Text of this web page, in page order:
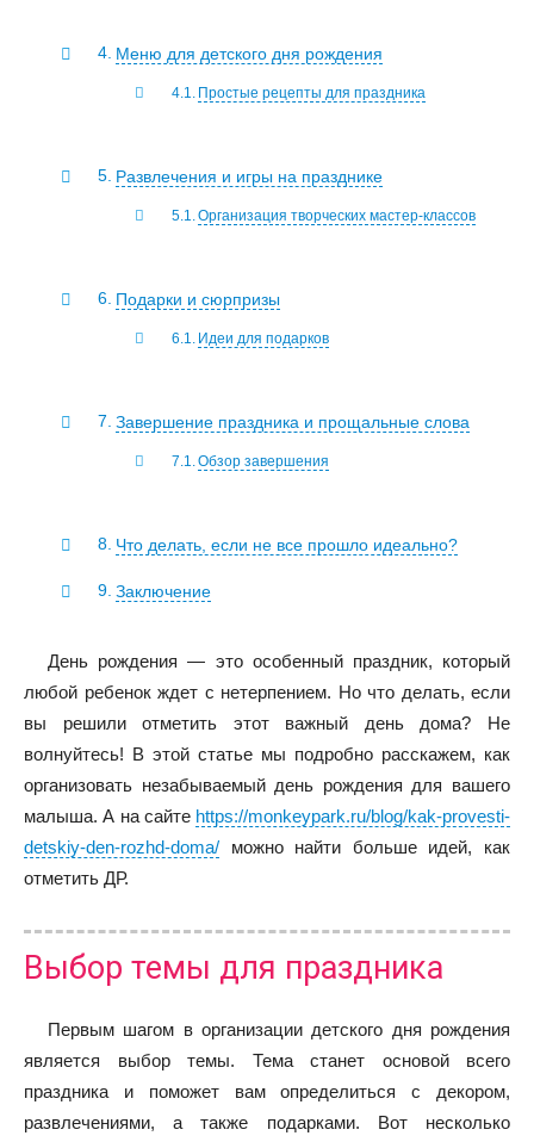
Меню для детского дня рождения
Простые рецепты для праздника
Развлечения и игры на празднике
Организация творческих мастер-классов
Подарки и сюрпризы
Идеи для подарков
Завершение праздника и прощальные слова
Обзор завершения
Что делать, если не все прошло идеально?
Заключение
День рождения — это особенный праздник, который
любой ребенок ждет с нетерпением. Но что делать, если
вы решили отметить этот важный день дома? Не
волнуйтесь! В этой статье мы подробно расскажем, как
организовать незабываемый день рождения для вашего
малыша. А на сайте https://monkeypark.ru/blog/kak-provesti-
detskiy-den-rozhd-doma/ можно найти больше идей, как
отметить ДР.
Выбор темы для праздника
Первым шагом в организации детского дня рождения
является выбор темы. Тема станет основой всего
праздника и поможет вам определиться с декором,
развлечениями, а также подарками. Вот несколько